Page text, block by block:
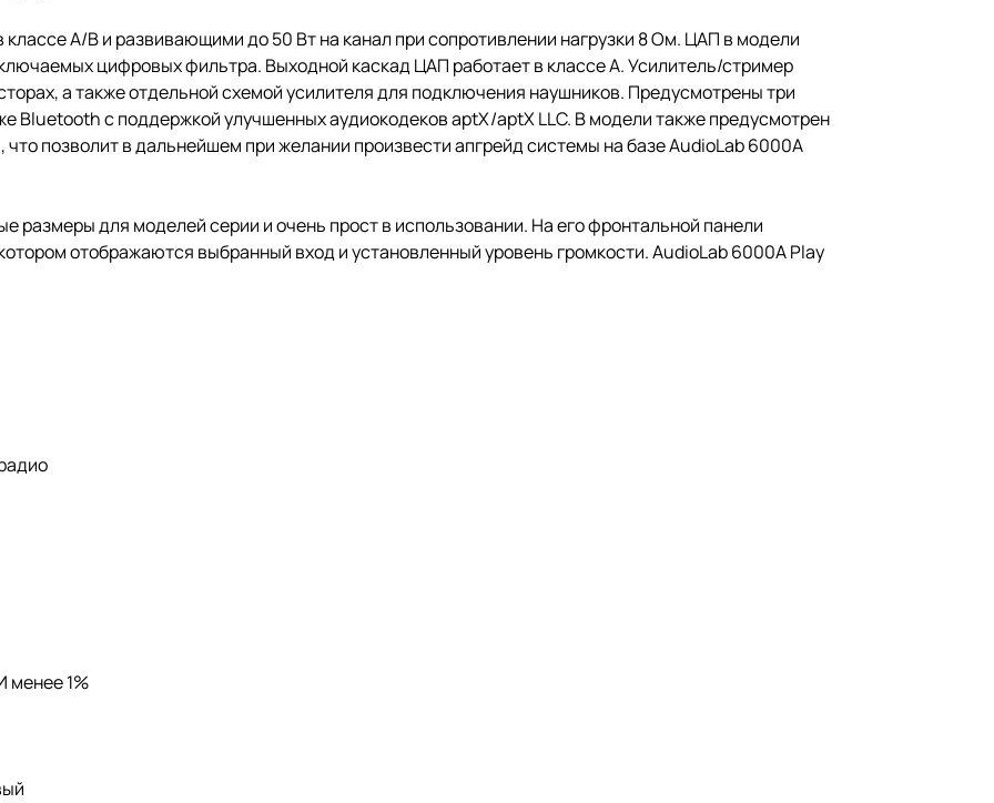
A/B и развивающими до 50 Вт на канал при сопротивлении нагрузки 8 Ом. ЦАП в модели
цифровых фильтра. Выходной каскад ЦАП работает в классе A. Усилитель/стример
а также отдельной схемой усилителя для подключения наушников. Предусмотрены три
Bluetooth с поддержкой улучшенных аудиокодеков aptX/aptX LLC. В модели также предусмотрен
позволит в дальнейшем при желании произвести апгрейд системы на базе AudioLab 6000A
размеры для моделей серии и очень прост в использовании. На его фронтальной панели
отображаются выбранный вход и установленный уровень громкости. AudioLab 6000A Play
менее 1%